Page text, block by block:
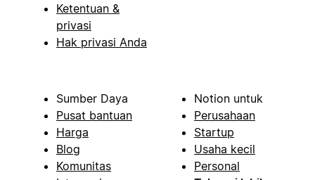
Ketentuan &
privasi
Hak privasi Anda
Sumber Daya
Pusat bantuan
Harga
Blog
Komunitas
Notion untuk
Perusahaan
Startup
Usaha kecil
Personal